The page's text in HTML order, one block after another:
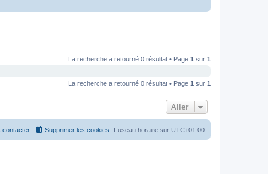
La recherche a retourné 0 résultat • Page 1 sur 1
La recherche a retourné 0 résultat • Page 1 sur 1
Aller
Fuseau horaire sur UTC+01:00
Supprimer les cookies
contacter